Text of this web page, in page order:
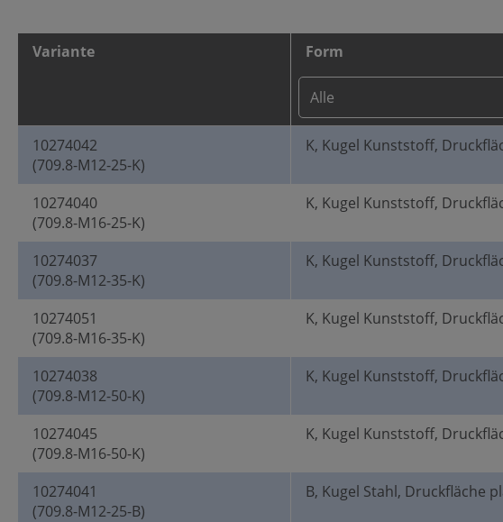
Variante Form
10274042
(709.8-M12-25-K)
K, Kugel Kunststoff,
10274040
(709.8-M16-25-K)
K, Kugel Kunststoff,
10274037
(709.8-M12-35-K)
K, Kugel Kunststoff,
10274051
(709.8-M16-35-K)
K, Kugel Kunststoff,
10274038
(709.8-M12-50-K)
K, Kugel Kunststoff,
10274045
(709.8-M16-50-K)
K, Kugel Kunststoff,
10274041
(709.8-M12-25-B)
B, Kugel Stahl, Druckfläche